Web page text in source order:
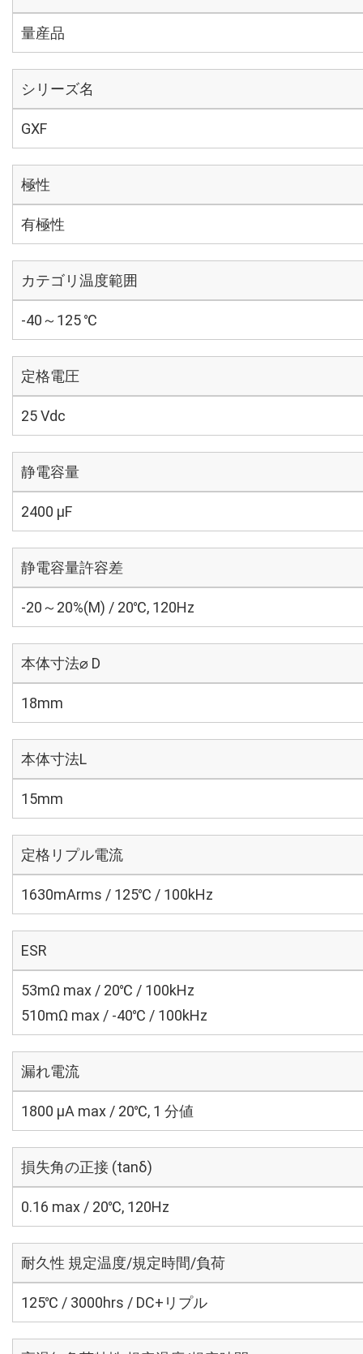
量産品
シリーズ名
GXF
極性
有極性
カテゴリ温度範囲
-40～125 ℃
定格電圧
25 Vdc
静電容量
2400 µF
静電容量許容差
-20～20%(M) / 20℃, 120Hz
本体寸法⌀ D
18mm
本体寸法L
15mm
定格リプル電流
1630mArms / 125℃ / 100kHz
ESR
53mΩ max / 20℃ / 100kHz
510mΩ max / -40℃ / 100kHz
漏れ電流
1800 μA max / 20℃, 1 分値
損失角の正接 (tanδ)
0.16 max / 20℃, 120Hz
耐久性 規定温度/規定時間/負荷
125℃ / 3000hrs / DC+リプル